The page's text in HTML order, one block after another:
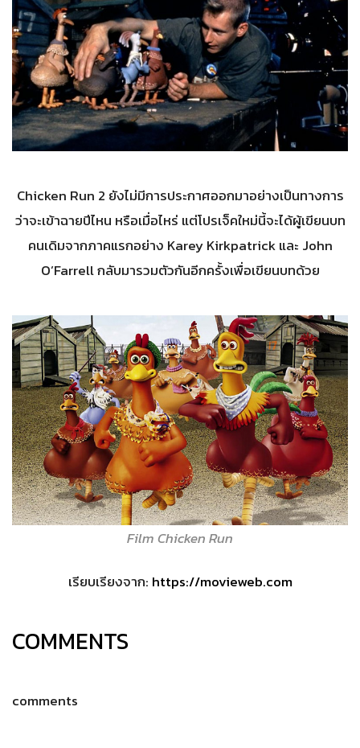
Chicken Run 2 ยังไม่มีการประกาศออกมาอย่างเป็นทางการ
ว่าจะเข้าฉายปีไหน หรือเมื่อไหร่ แต่โปรเจ็คใหม่นี้จะได้ผู้เขียนบท
คนเดิมจากภาคแรกอย่าง Karey Kirkpatrick และ John
O’Farrell กลับมารวมตัวกันอีกครั้งเพื่อเขียนบทด้วย
Film Chicken Run
เรียบเรียงจาก: https://movieweb.com
COMMENTS
comments